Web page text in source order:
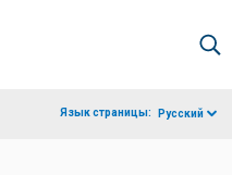
Язык страницы: Русский